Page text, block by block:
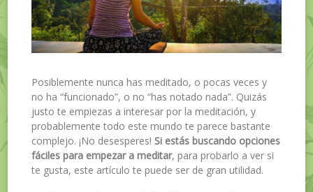
Posiblemente nunca has meditado, o pocas veces y
no ha “funcionado”, o no “has notado nada”. Quizás
justo te empiezas a interesar por la meditación, y
probablemente todo este mundo te parece bastante
complejo. ¡No desesperes! Si estás buscando opciones
fáciles para empezar a meditar, para probarlo a ver si
te gusta, este artículo te puede ser de gran utilidad.